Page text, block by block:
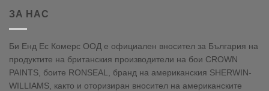
ЗА НАС
Би Енд Ес Комерс ООД е официален вносител за България на
продуктите на британския производители на бои CROWN
PAINTS, боите RONSEAL, бранд на американския SHERWIN-
WILLIAMS, както и оторизиран вносител на американските